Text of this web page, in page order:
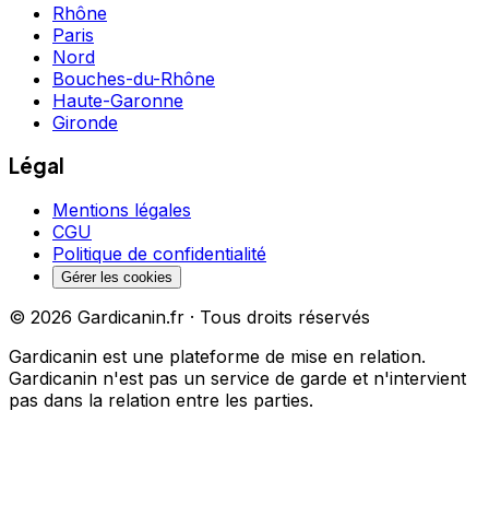
Rhône
Paris
Nord
Bouches-du-Rhône
Haute-Garonne
Gironde
Légal
Mentions légales
CGU
Politique de confidentialité
Gérer les cookies
© 2026 Gardicanin.fr · Tous droits réservés
Gardicanin est une plateforme de mise en relation.
Gardicanin n'est pas un service de garde et n'intervient
pas dans la relation entre les parties.